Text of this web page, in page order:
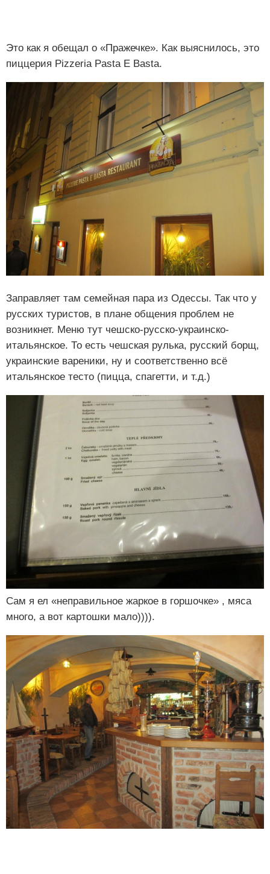
Это как я обещал о «Пражечке». Как выяснилось, это
пиццерия Pizzeria Pasta E Basta.
Заправляет там семейная пара из Одессы. Так что у
русских туристов, в плане общения проблем не
возникнет. Меню тут чешско-русско-украинско-
итальянское. То есть чешская рулька, русский борщ,
украинские вареники, ну и соответственно всё
итальянское тесто (пицца, спагетти, и т.д.)
Сам я ел «неправильное жаркое в горшочке» , мяса
много, а вот картошки мало)))).